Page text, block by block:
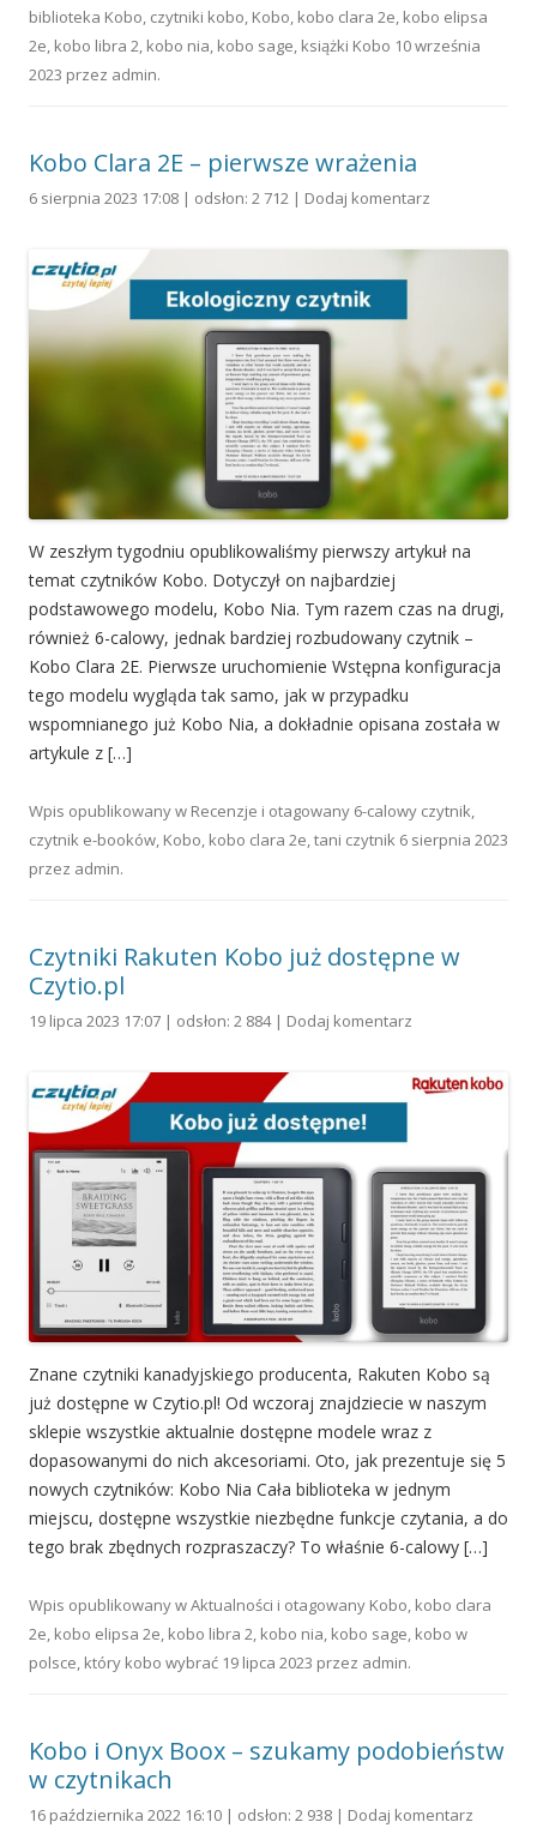
biblioteka Kobo, czytniki kobo, Kobo, kobo clara 2e, kobo elipsa
2e, kobo libra 2, kobo nia, kobo sage, książki Kobo 10 września
2023 przez admin.
Kobo Clara 2E – pierwsze wrażenia
6 sierpnia 2023 17:08 | odsłon: 2 712 | Dodaj komentarz
W zeszłym tygodniu opublikowaliśmy pierwszy artykuł na
temat czytników Kobo. Dotyczył on najbardziej
podstawowego modelu, Kobo Nia. Tym razem czas na drugi,
również 6-calowy, jednak bardziej rozbudowany czytnik –
Kobo Clara 2E. Pierwsze uruchomienie Wstępna konfiguracja
tego modelu wygląda tak samo, jak w przypadku
wspomnianego już Kobo Nia, a dokładnie opisana została w
artykule z […]
Wpis opublikowany w Recenzje i otagowany 6-calowy czytnik,
czytnik e-booków, Kobo, kobo clara 2e,tani czytnik 6 sierpnia 2023
przez admin.
Czytniki Rakuten Kobo już dostępne w
Czytio.pl
19 lipca 2023 17:07 | odsłon: 2 884 | Dodaj komentarz
Znane czytniki kanadyjskiego producenta, Rakuten Kobo są
już dostępne w Czytio.pl! Od wczoraj znajdziecie w naszym
sklepie wszystkie aktualnie dostępne modele wraz z
dopasowanymi do nich akcesoriami. Oto, jak prezentuje się 5
nowych czytników: Kobo Nia Cała biblioteka w jednym
miejscu, dostępne wszystkie niezbędne funkcje czytania, a do
tego brak zbędnych rozpraszaczy? To właśnie 6-calowy […]
Wpis opublikowany wAktualności i otagowany Kobo, kobo clara
2e, kobo elipsa 2e, kobo libra 2, kobo nia, kobo sage, kobo w
polsce, który kobo wybrać 19 lipca 2023 przez admin.
Kobo i Onyx Boox – szukamy podobieństw
w czytnikach
16 października 2022 16:10 | odsłon: 2 938 | Dodaj komentarz